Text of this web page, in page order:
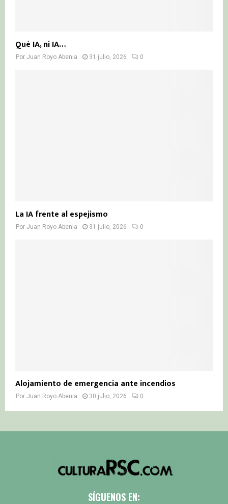
Qué IA, ni IA…
Por Juan Royo Abenia 31 julio, 2026 0
La IA frente al espejismo
Por Juan Royo Abenia 31 julio, 2026 0
Alojamiento de emergencia ante incendios
Por Juan Royo Abenia 30 julio, 2026 0
SÍGUENOS EN: